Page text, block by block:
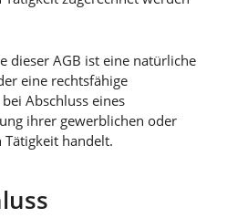
dieser AGB ist eine natürliche
eine rechtsfähige
Abschluss eines
ihrer gewerblichen oder
handelt.